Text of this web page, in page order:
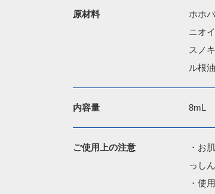
原材料
ホホ
ニオ
スノ
ル根油
内容量 8mL
ご使用上の注意
・お
っし
・使